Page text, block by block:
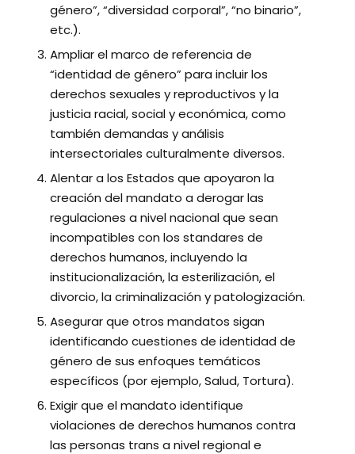
género”, “diversidad corporal”, “no binario”,
etc.).
Ampliar el marco de referencia de
“identidad de género” para incluir los
derechos sexuales y reproductivos y la
justicia racial, social y económica, como
también demandas y análisis
intersectoriales culturalmente diversos.
Alentar a los Estados que apoyaron la
creación del mandato a derogar las
regulaciones a nivel nacional que sean
incompatibles con los standares de
derechos humanos, incluyendo la
institucionalización, la esterilización, el
divorcio, la criminalización y patologización.
Asegurar que otros mandatos sigan
identificando cuestiones de identidad de
género de sus enfoques temáticos
específicos (por ejemplo, Salud, Tortura).
Exigir que el mandato identifique
violaciones de derechos humanos contra
las personas trans a nivel regional e